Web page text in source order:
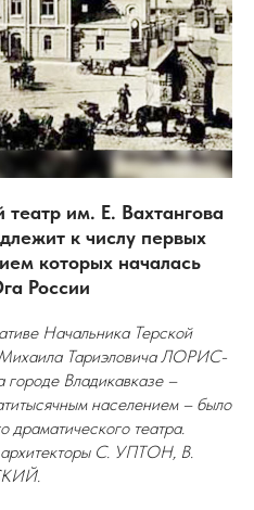
театр им. Е. Вахтангова
к числу первых
которых началась
России
Начальника Терской
Михаила Тариэловича ЛОРИС-
Владикавказе –
населением – было
драматического театра.
архитекторы С. УПТОН, В.